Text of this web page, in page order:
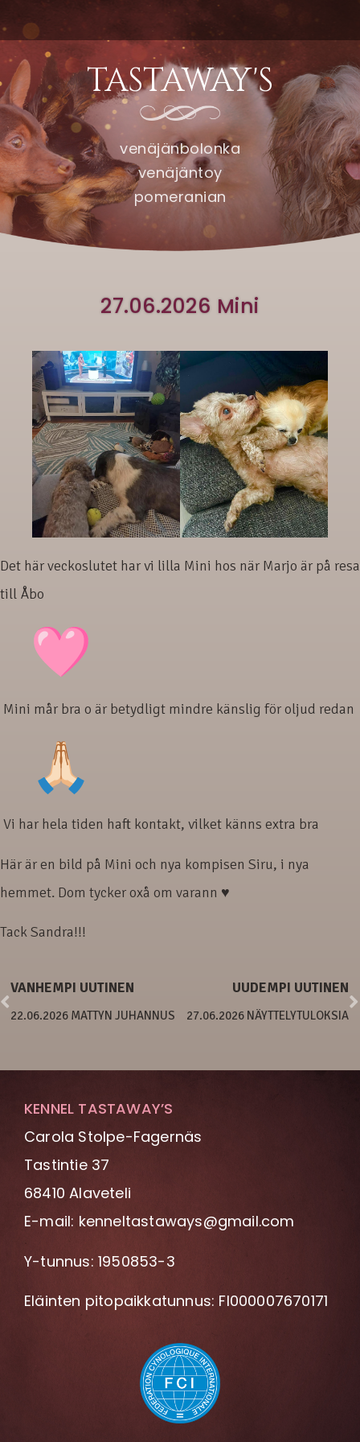
TASTAWAY'S
venäjänbolonka
venäjäntoy
pomeranian
27.06.2026 Mini
Det här veckoslutet har vi lilla Mini hos när Marjo är på resa
till Åbo
Mini mår bra o är betydligt mindre känslig för oljud redan
Vi har hela tiden haft kontakt, vilket känns extra bra
Här är en bild på Mini och nya kompisen Siru, i nya
hemmet. Dom tycker oxå om varann ♥
Tack Sandra!!!
VANHEMPI UUTINEN
22.06.2026 MATTYN JUHANNUS
UUDEMPI UUTINEN
27.06.2026 NÄYTTELYTULOKSIA
KENNEL TASTAWAY’S
Carola Stolpe-Fagernäs
Tastintie 37
68410 Alaveteli
E-mail: kenneltastaways@gmail.com
Y-tunnus: 1950853-3
Eläinten pitopaikkatunnus: FI000007670171